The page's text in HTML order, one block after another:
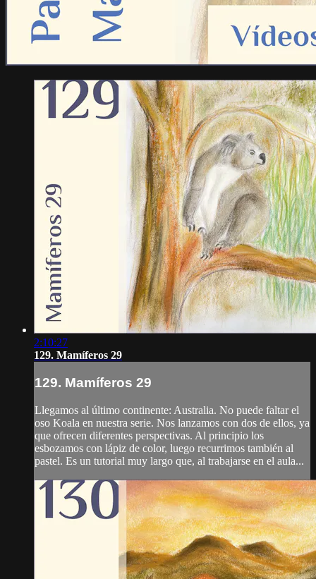
2:10:27
129. Mamíferos 29
129. Mamíferos 29
Llegamos al último continente: Australia. No puede faltar el
oso Koala en nuestra serie. Nos lanzamos con dos de ellos, ya
que ofrecen diferentes perspectivas. Al principio los
esbozamos con lápiz de color, luego recurrimos también al
pastel. Es un tutorial muy largo que, al trabajarse en el aula...